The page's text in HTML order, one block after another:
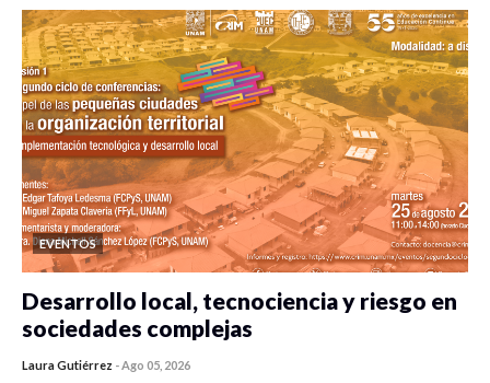
EVENTOS
Desarrollo local, tecnociencia y riesgo en
sociedades complejas
Laura Gutiérrez -Ago 05, 2026